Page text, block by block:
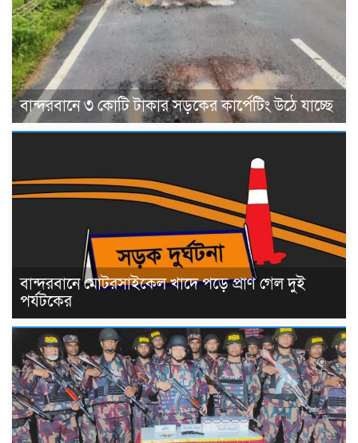
বান্দরবানে ৩ কোটি টাকার সড়কের কার্পেটিং উঠে যাচ্ছে
বান্দরবানে মোটরসাইকেল খাদে পড়ে প্রাণ গেল দুই
পর্যটকের